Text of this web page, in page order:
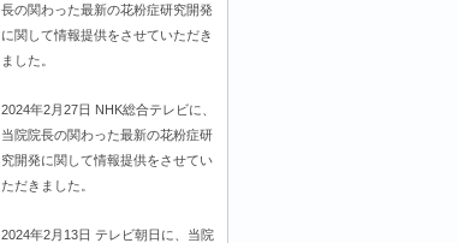
長の関わった最新の花粉症研究開発
に関して情報提供をさせていただき
ました。
2024年2月27日 NHK総合テレビに、
当院院長の関わった最新の花粉症研
究開発に関して情報提供をさせてい
ただきました。
2024年2月13日 テレビ朝日に、当院